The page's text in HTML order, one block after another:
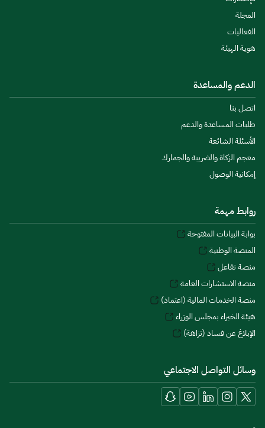
المجلة
الفعاليات
هوية الهيئة
الدعم والمساعدة
اتصل بنا
طلبات المساعدة والدعم
الأسئلة الشائعة
معجم الزكاة والضريبة والجمارك
إمكانية الوصول
روابط مهمة
بوابة البيانات المفتوحة
المنصة الوطنية
منصة تفاعل
منصة الاستشارات العامة
منصة الخدمات المالية (اعتماد)
هيئة الخبراء بمجلس الوزراء
الإبلاغ عن فساد (نزاهة)
وسائل التواصل الاجتماعي